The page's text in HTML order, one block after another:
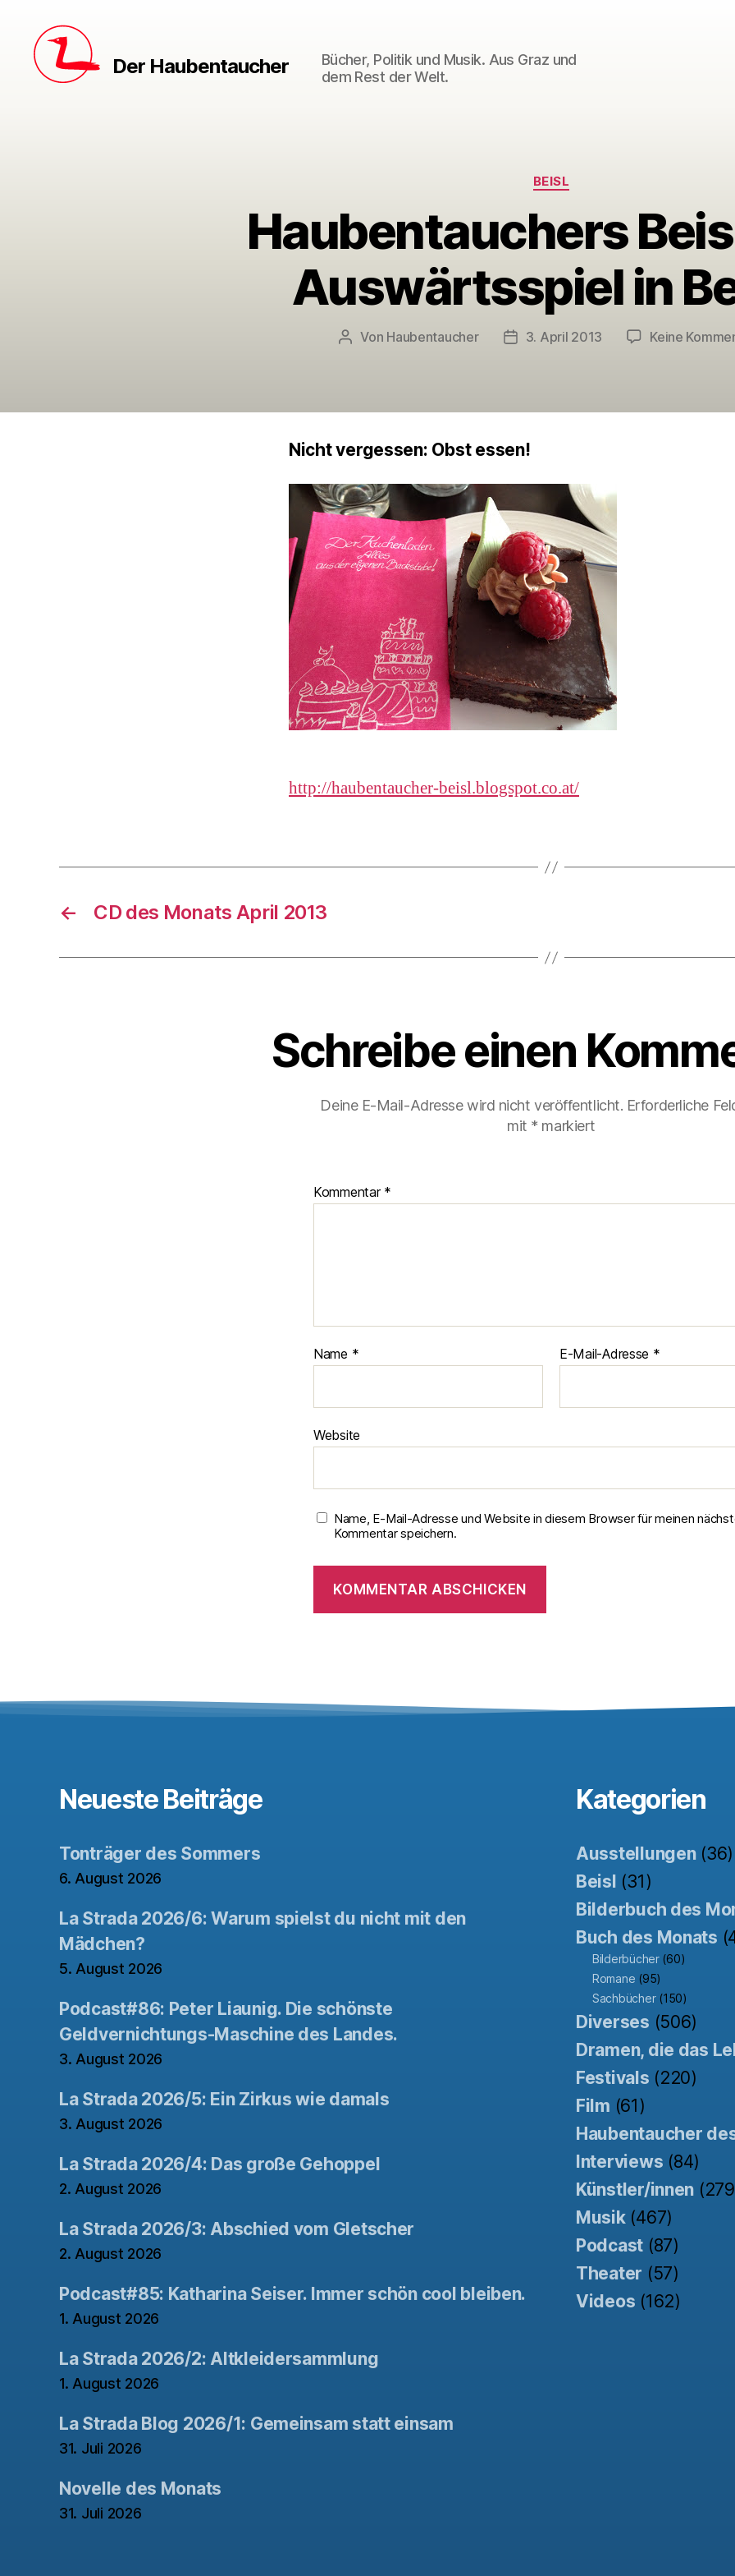
Der Haubentaucher
Bücher, Politik und Musik. Aus Graz und
dem Rest der Welt.
Kategorien
BEISL
Haubentauchers
Auswärtsspiel in
Beitragsautor
Von Haubentaucher Veröffentlichungsdatum
3. April 2013 Keine
Nicht vergessen: Obst essen!
http://haubentaucher-beisl.blogspot.co.at/
← CD des Monats April 2013
Schreibe einen
Deine E-Mail-Adresse wird nicht veröffentlicht. Erforderliche
mit * markiert
Kommentar *
Name * E-Mail-Adresse *
Website
Name, E-Mail-Adresse und Website in diesem Browser für meinen
Kommentar speichern.
Neueste Beiträge
Tonträger des Sommers
6. August 2026
La Strada 2026/6: Warum spielst du nicht mit den
Mädchen?
5. August 2026
Podcast#86: Peter Liaunig. Die schönste
Geldvernichtungs-Maschine des Landes.
3. August 2026
La Strada 2026/5: Ein Zirkus wie damals
3. August 2026
La Strada 2026/4: Das große Gehoppel
2. August 2026
La Strada 2026/3: Abschied vom Gletscher
2. August 2026
Podcast#85: Katharina Seiser. Immer schön cool bleiben.
1. August 2026
La Strada 2026/2: Altkleidersammlung
1. August 2026
La Strada Blog 2026/1: Gemeinsam statt einsam
31. Juli 2026
Novelle des Monats
31. Juli 2026
Kategorien
Ausstellungen(36)
Beisl (31)
Bilderbuch des
Buch des Monats
Bilderbücher(60)
Romane (95)
Sachbücher(150)
Diverses (506)
Dramen, die das
Festivals (220)
Film (61)
Haubentaucher
Interviews (84)
Künstler/innen
Musik(467)
Podcast (87)
Theater (57)
Videos (162)